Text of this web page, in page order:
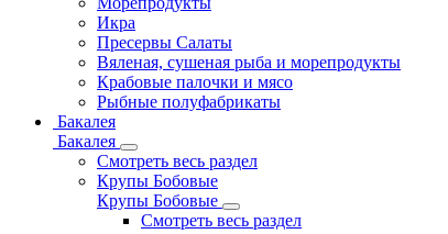
Икра
Пресервы Салаты
Вяленая, сушеная рыба и морепродукты
Крабовые палочки и мясо
Рыбные полуфабрикаты
Бакалея
Бакалея
Смотреть весь раздел
Крупы Бобовые
Крупы Бобовые
Смотреть весь раздел